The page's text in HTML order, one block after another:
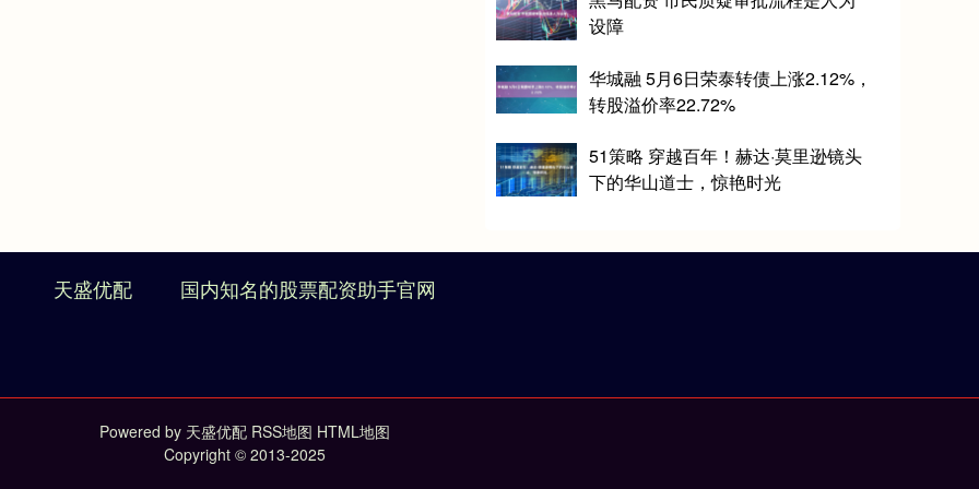
设障
华城融 5月6日荣泰转债上涨2.12%，
转股溢价率22.72%
51策略 穿越百年！赫达·莫里逊镜头
下的华山道士，惊艳时光
天盛优配 国内知名的股票配资助手官网
Powered by 天盛优配 RSS地图 HTML地图
Copyright © 2013-2025